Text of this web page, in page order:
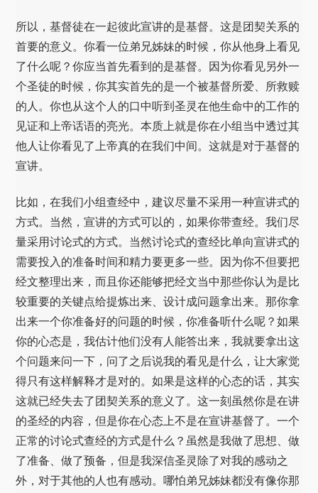
所以，基督徒在一起彼此宣讲的是基督。这是团契关系的
首要的意义。你看一位弟兄姊妹的时候，你从他身上看见
了什么呢？你应当首先看到的是基督。因为你看见另外一
个圣徒的时候，你其实首先的是一个被基督所爱、所救赎
的人。你也从这个人的口中听到圣灵在他生命中的工作的
见证和上帝话语的亮光。本质上就是你在小组当中透过其
他人让你看见了上帝真的在我们中间。这就是对于基督的
宣讲。
比如，在我们小组查经中，建议尽量不采用一种宣讲式的
方式。当然，宣讲的方式可以的，如果你带查经。我们尽
量采用讨论式的方式。当然讨论式的查经比单向宣讲式的
需要投入的准备时间和精力要更多一些。因为你不但要把
经文整理出来，而且你还能够把经文当中那些你认为是比
较重要的关键点给提炼出来、设计成问题拿出来。那你拿
出来一个你准备好的问题的时候，你准备听什么呢？如果
你的心态是，我估计他们没有人能答出来，我就要拿出这
个问题来问一下，问了之后说我的看见是什么，让大家觉
得只有这样解释才是对的。如果是这样的心态的话，其实
这就已经失去了团契关系的意义了。这一刻虽然你是在讲
的圣经的内容，但是你在心态上不是在宣讲基督了。一个
正常的讨论式查经的方式是什么？虽然是我做了思想、做
了准备、做了预备，但是我深信圣灵除了对我的感动之
外，对于其他的人也有感动。哪怕弟兄姊妹都没有像你那